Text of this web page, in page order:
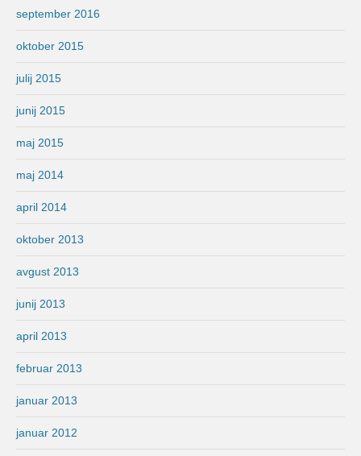
september 2016
oktober 2015
julij 2015
junij 2015
maj 2015
maj 2014
april 2014
oktober 2013
avgust 2013
junij 2013
april 2013
februar 2013
januar 2013
januar 2012